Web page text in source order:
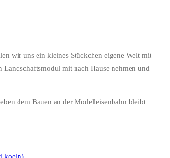
wir uns ein kleines Stückchen eigene Welt mit
mit nach Hause nehmen und
dem Bauen an der Modelleisenbahn bleibt